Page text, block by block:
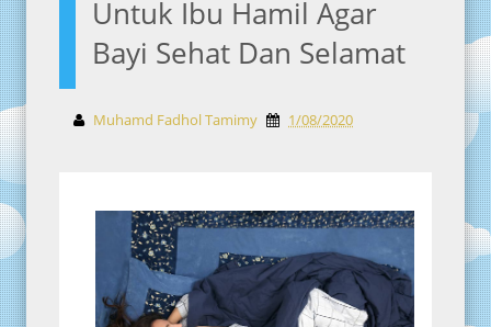
Untuk Ibu Hamil Agar
Bayi Sehat Dan Selamat
Muhamd Fadhol Tamimy 1/08/2020